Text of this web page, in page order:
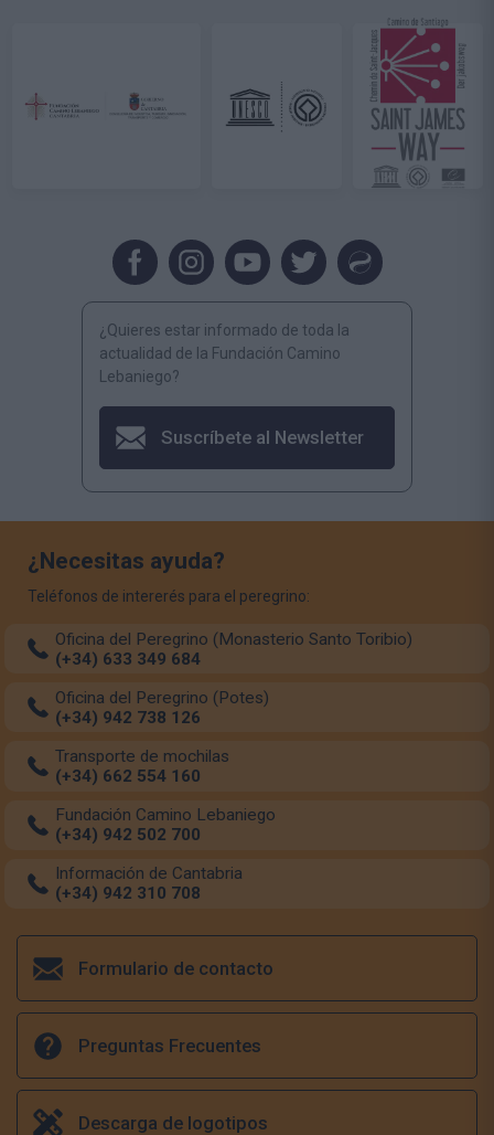
¿Quieres estar informado de toda la
actualidad de la Fundación Camino
Lebaniego?
Suscríbete al Newsletter
¿Necesitas ayuda?
Teléfonos de intererés para el peregrino:
Oficina del Peregrino (Monasterio Santo Toribio)
(+34) 633 349 684
Oficina del Peregrino (Potes)
(+34) 942 738 126
Transporte de mochilas
(+34) 662 554 160
Fundación Camino Lebaniego
(+34) 942 502 700
Información de Cantabria
(+34) 942 310 708
Formulario de contacto
Preguntas Frecuentes
Descarga de logotipos